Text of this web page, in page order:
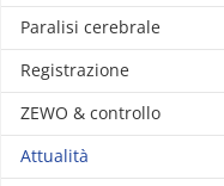
Paralisi cerebrale
Registrazione
ZEWO & controllo
Attualità